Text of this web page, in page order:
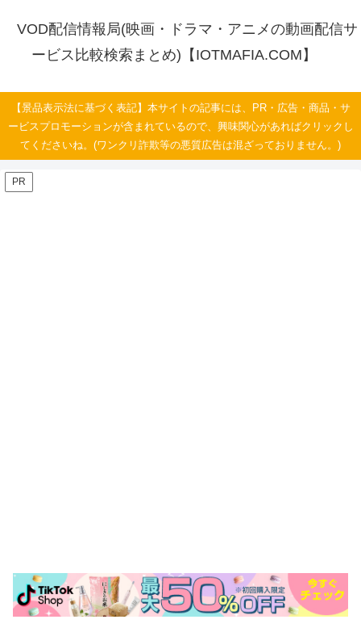
VOD配信情報局(映画・ドラマ・アニメの動画配信サ
ービス比較検索まとめ)【IOTMAFIA.COM】
【景品表示法に基づく表記】本サイトの記事には、PR・広告・商品・サ
ービスプロモーションが含まれているので、興味関心があればクリックし
てくださいね。(ワンクリ詐欺等の悪質広告は混ざっておりません。)
PR